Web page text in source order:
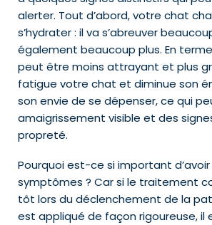
alerter. Tout d’abord, votre chat
s’hydrater : il va s’abreuver
également beaucoup plus. En
peut être moins attrayant et plus
fatigue votre chat et diminue son
son envie de se dépenser, ce qui
amaigrissement visible et des
propreté.
Pourquoi est-ce si important
symptômes ? Car si le traitement
tôt lors du déclenchement de la
est appliqué de façon rigoureuse, il